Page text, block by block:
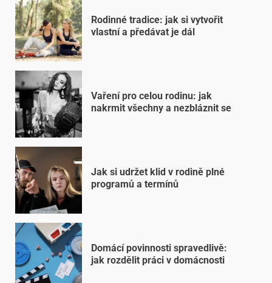
Rodinné tradice: jak si vytvořit
vlastní a předávat je dál
Vaření pro celou rodinu: jak
nakrmit všechny a nezbláznit se
Jak si udržet klid v rodině plné
programů a termínů
Domácí povinnosti spravedlivě:
jak rozdělit práci v domácnosti